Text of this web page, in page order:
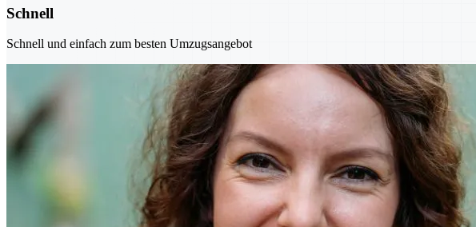
Schnell
Schnell und einfach zum besten Umzugsangebot